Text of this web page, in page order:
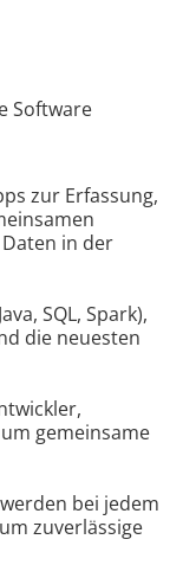
Software
zur Erfassung,
in der
SQL, Spark),
die neuesten
gemeinsame
bei jedem
zuverlässige